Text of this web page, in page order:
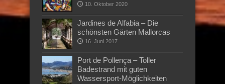
10. Oktober 2020
Jardines de Alfabia – Die
schönsten Gärten Mallorcas
16. Juni 2017
Port de Pollença – Toller
Badestrand mit guten
Wassersport-Möglichkeiten